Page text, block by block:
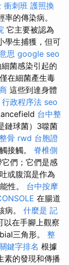
衝刺班 護照換
的傳染病。
它主要被認為
學生捕獲，但可
思 google seo
菌感染引起的
在細菌產生毒
這些到達身體
政程序法 seo
台中整
鏈球菌）3噬菌
骨 rwd 台胞證
接觸。 脊椎側
們；它們是感
或腹瀉是作為
性。 台中按摩
在腸道
病。 什麼是 記
以在手腳上觀察
三角形。 整
鍵字排名 根據
素的發現和傳播